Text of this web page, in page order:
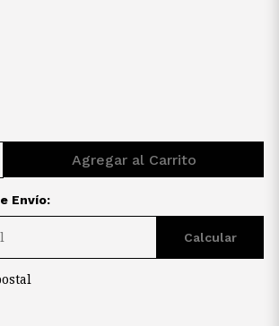
Agregar al Carrito
Envío:
Calcular